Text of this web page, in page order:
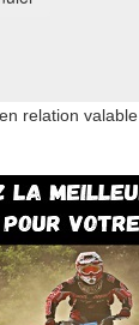
relation